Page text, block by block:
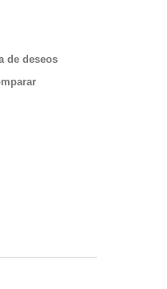
de deseos